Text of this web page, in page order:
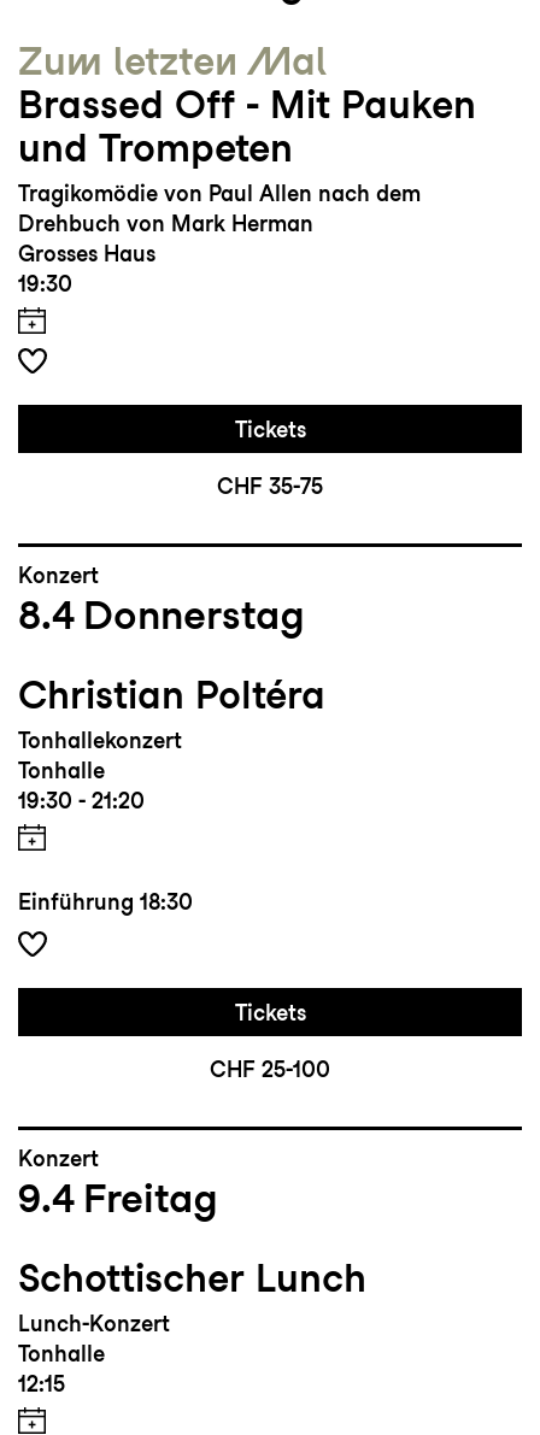
Zum letzten Mal
Brassed Off - Mit Pauken
und Trompeten
Tragikomödie von Paul Allen nach dem
Drehbuch von Mark Herman
Grosses Haus
19:30
Tickets
CHF 35-75
Konzert
8.4 Donnerstag
Christian Poltéra
Tonhallekonzert
Tonhalle
19:30 - 21:20
Einführung 18:30
Tickets
CHF 25-100
Konzert
9.4 Freitag
Schottischer Lunch
Lunch-Konzert
Tonhalle
12:15